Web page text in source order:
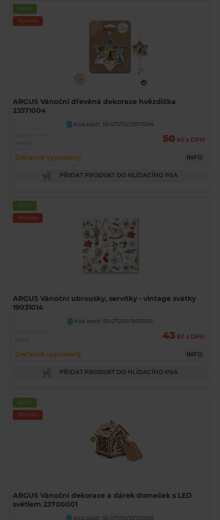
Akční
Novinka
ARGUS Vánoční dřevěná dekorace hvězdička
23571004
U Kód zboží: 55-071/00/23571004
50 Kč s DPH
Dočasně vyprodaný INFO
PŘIDAT PRODUKT DO HLÍDACÍHO PSA
Akční
Novinka
ARGUS Vánoční ubrousky, servítky - vintage svátky
19031014
U
Kód zboží: 55-071/00/19031014
43 Kč s DPH
Dočasně vyprodaný INFO
PŘIDAT PRODUKT DO HLÍDACÍHO PSA
Akční
Novinka
ARGUS Vánoční dekorace a dárek domeček s LED
světlem 23700001
U Kód zboží: 55-071/00/23700001